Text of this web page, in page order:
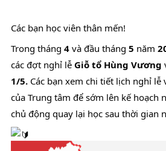
Các bạn học viên thân mến!
Trong tháng 4 và đầu tháng 5 năm
các đợt nghỉ lễ Giỗ tổ Hùng Vương
1/5. Các bạn xem chi tiết lịch nghỉ lễ
của Trung tâm để sớm lên kế hoạch
chủ động quay lại học sau thời gian